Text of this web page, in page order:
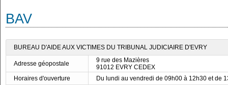
BAV
BUREAU D'AIDE AUX VICTIMES DU TRIBUNAL JUDICIAIRE D'EVRY
Adresse géopostale
9 rue des Mazières
91012 EVRY CEDEX
Horaires d'ouverture
Du lundi au vendredi de 09h00 à 12h30 et de